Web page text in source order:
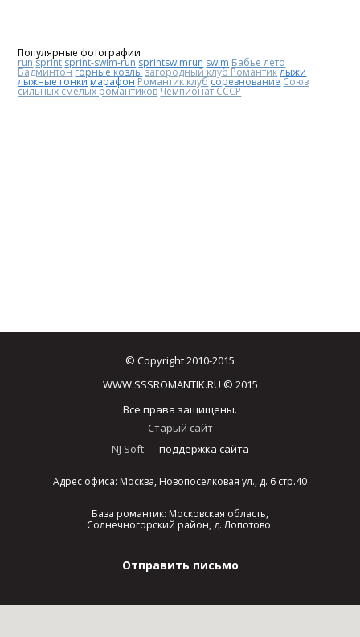
Популярные фотографии
run sprint sprint-swim-run sprintswimrun swim Бабье лето
Бадминтонгорные козлы загородный клуб Романтиклыжи
лыжные гонки марафонРомантик клубсоревнованиеСоюз
сильных смелых романтиковЧемпионат СССР
© Copyright 2010-2015
WWW.SSSROMANTIK.RU © 2015
Все права защищены.
Старый сайт
NJ Soft— поддержка сайта
Адрес офиса: Москва, Новопоселковая ул., д. 6 стр.40
База романтик: Московская область,
Солнечногорский район, д. Лопотово
Отправить письмо